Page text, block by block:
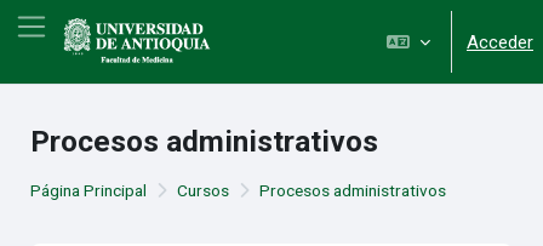
Salta al contenido principal
Panel lateral
Acceder
Procesos administrativos
Página Principal Cursos Procesos administrativos